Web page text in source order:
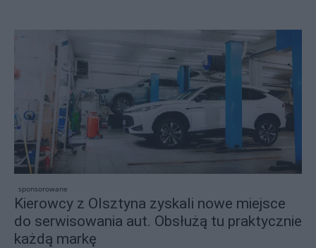
sponsorowane
Kierowcy z Olsztyna zyskali nowe miejsce
do serwisowania aut. Obsłużą tu praktycznie
każdą markę